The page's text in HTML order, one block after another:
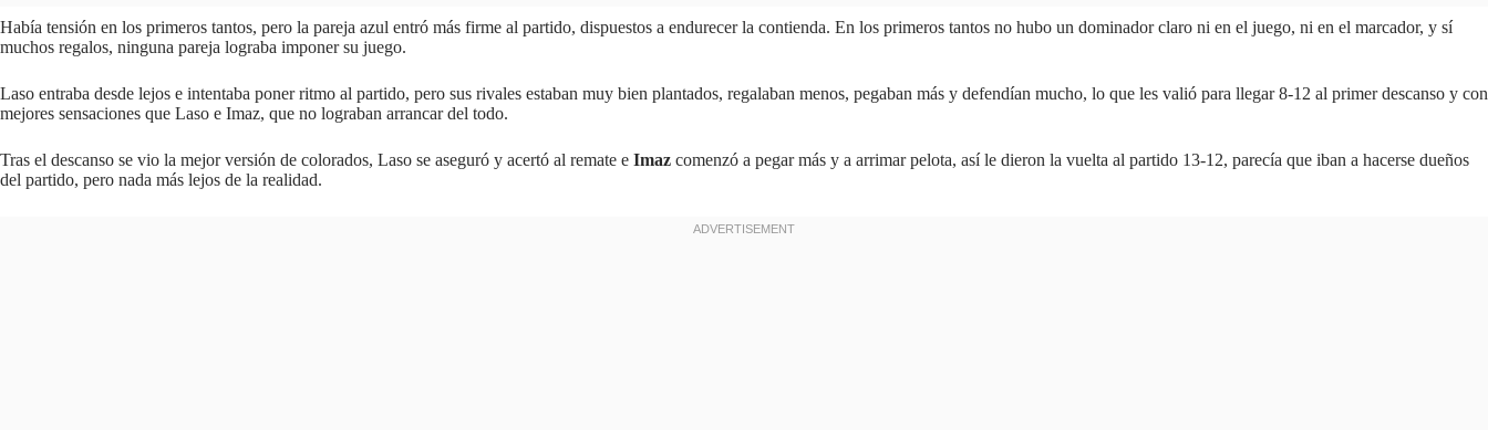
Había tensión en los primeros tantos, pero la pareja azul entró más firme al partido, dispuestos a endurecer la contienda. En los primeros tantos no hubo un dominador claro ni en el juego, ni en el marcador, y sí
muchos regalos, ninguna pareja lograba imponer su juego.
Laso entraba desde lejos e intentaba poner ritmo al partido, pero sus rivales estaban muy bien plantados, regalaban menos, pegaban más y defendían mucho, lo que les valió para llegar 8-12 al primer descanso y con
mejores sensaciones que Laso e Imaz, que no lograban arrancar del todo.
Tras el descanso se vio la mejor versión de colorados, Laso se aseguró y acertó al remate e Imaz comenzó a pegar más y a arrimar pelota, así le dieron la vuelta al partido 13-12, parecía que iban a hacerse dueños
del partido, pero nada más lejos de la realidad.